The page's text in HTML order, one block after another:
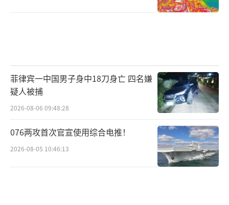
菲律宾一中国男子身中18刀身亡 四名嫌
疑人被捕
2026-08-06 09:48:28
076两攻首次官宣使用综合电推！
2026-08-05 10:46:13